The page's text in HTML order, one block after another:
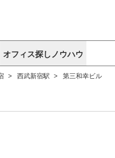
埼玉
路線から探す
オフィス探しノウハウ
に
物件掲載依頼
西武新宿駅 第三和幸ビル